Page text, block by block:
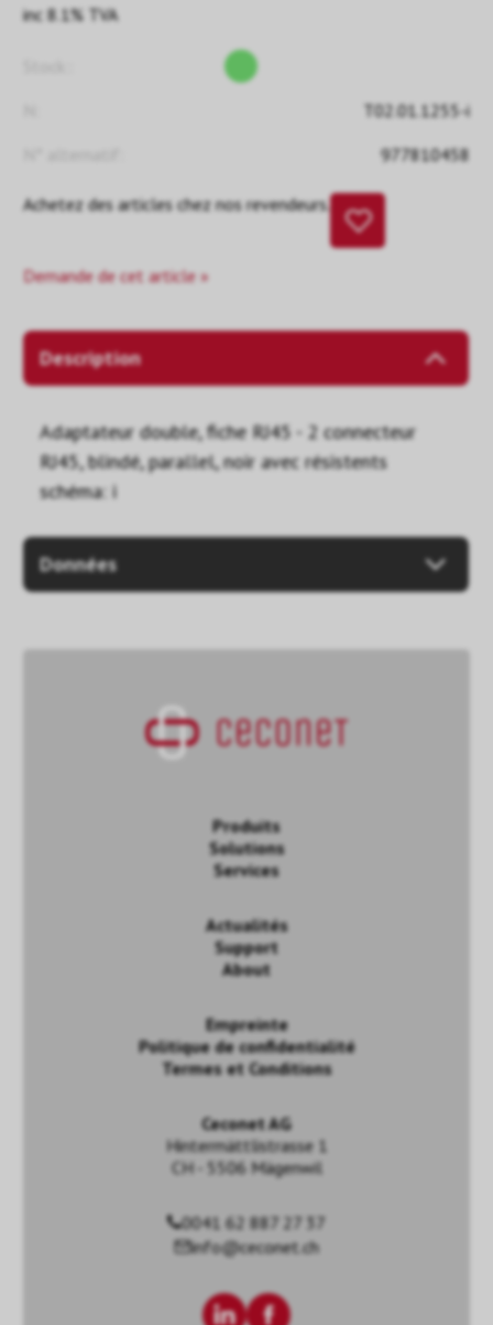
inc 8.1% TVA
T02.01.1255-i
977810458
Achetez des articles chez nos revendeurs.
Demande de cet article »
Description
Adaptateur double, fiche RJ45 - 2 connecteur
RJ45, blindé, parallel, noir avec résistents
schéma: i
Données
Produits
Solutions
Services
Actualités
Support
About
Empreinte
Politique de confidentialité
Termes et Conditions
Ceconet AG
Hintermättlistrasse 1
CH - 5506 Mägenwil
0041 62 887 27 37
info@ceconet.ch